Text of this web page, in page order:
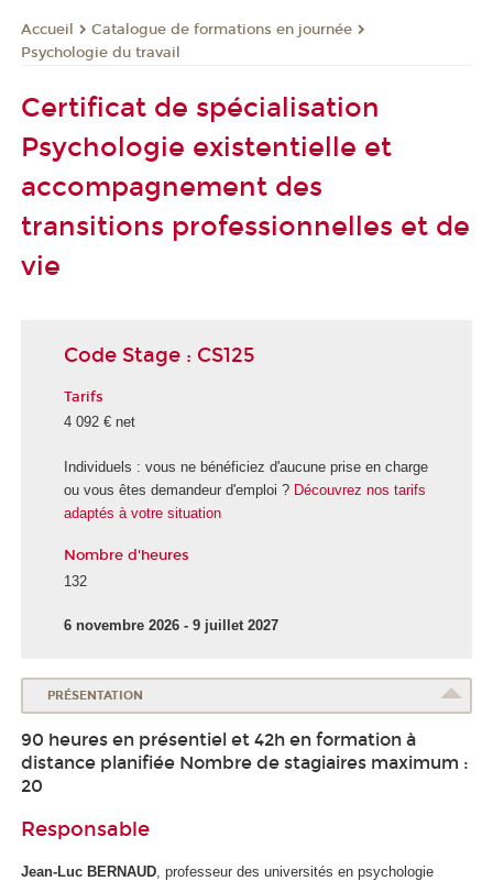
Accueil
Catalogue de formations en journée
Psychologie du travail
Certificat de spécialisation
Psychologie existentielle et
accompagnement des
transitions professionnelles et de
vie
Code Stage : CS125
Tarifs
4 092 € net
Individuels : vous ne bénéficiez d'aucune prise en charge
ou vous êtes demandeur d'emploi ? Découvrez nos tarifs
adaptés à votre situation
Nombre d'heures
132
6 novembre 2026 - 9 juillet 2027
PRÉSENTATION
90 heures en présentiel et 42h en formation à
distance planifiée Nombre de stagiaires maximum :
20
Responsable
Jean-Luc BERNAUD, professeur des universités en psychologie